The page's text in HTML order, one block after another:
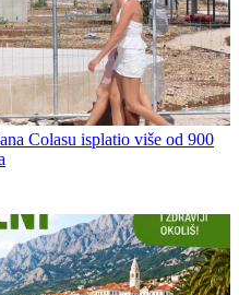
Colasu isplatio više od 900